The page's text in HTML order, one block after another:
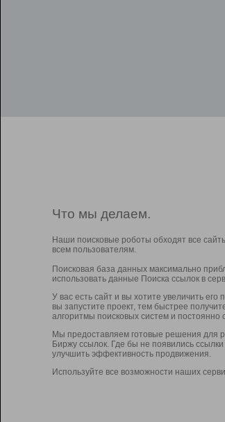
Что мы делаем.
Наши поисковые роботы обходят все
всем пользователям.
Поисковая база данных максимально
использовать данные Поиска ссылок в
У вас есть сайт и вы хотите увеличить
вы запустите проект, тем быстрее
алгоритмы поисковых систем и
Мы предоставляем готовые решения для
Биржу ссылок. Где бы не появились
улучшить эффективность продвижения.
Используйте все возможности наших